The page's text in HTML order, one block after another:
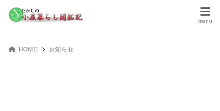
HOME お知らせ